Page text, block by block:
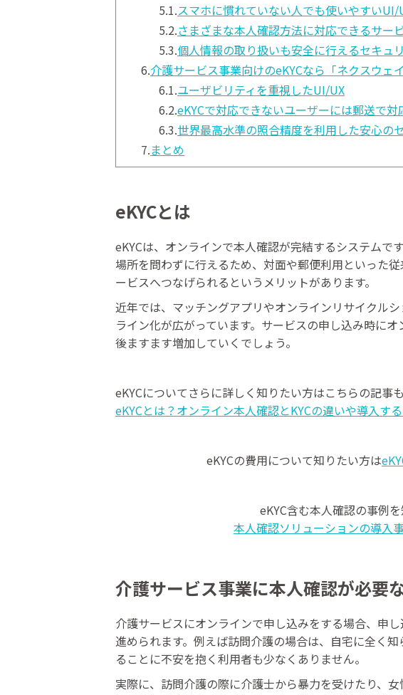
5.1.スマホに慣れていない人でも使いやすいUI/
5.2.さまざまな本人確認方法に対応できるサー
5.3.個人情報の取り扱いも安全に行えるセキュ
6.介護サービス事業向けのeKYCなら「ネクスウェ
6.1.ユーザビリティを重視したUI/UX
6.2.eKYCで対応できないユーザーには郵送で対
6.3.世界最高水準の照合精度を利用した安心の
7.まとめ
eKYCとは
eKYCは、オンラインで本人確認が完結するシステムで
場所を問わずに行えるため、対面や郵便利用といった
ービスへつなげられるというメリットがあります。
近年では、マッチングアプリやオンラインリサイクル
ライン化が広がっています。サービスの申し込み時に
後ますます増加していくでしょう。
eKYCについてさらに詳しく知りたい方はこちらの記事
eKYCとは？オンライン本人確認とKYCの違いや導入す
eKYCの費用について知りたい方は
eKYC含む本人確認の事例
本人確認ソリューションの導入
介護サービス事業に本人確認が必要
介護サービスにオンラインで申し込みをする場合、申
進められます。例えば訪問介護の場合は、自宅に全く
ることに不安を抱く利用者も少なくありません。
実際に、訪問介護の際に介護士から暴力を受けたり、